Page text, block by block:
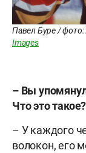
Павел Буре / фото:
Images
– Вы
Что это такое?
– У каждого
волокон, его